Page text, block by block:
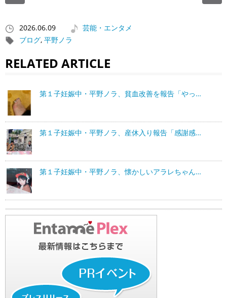
2026.06.09
芸能・エンタメ
ブログ, 平野ノラ
RELATED ARTICLE
第１子妊娠中・平野ノラ、貧血改善を報告「やっ…
第１子妊娠中・平野ノラ、産休入り報告「感謝感…
第１子妊娠中・平野ノラ、懐かしいアラレちゃん…